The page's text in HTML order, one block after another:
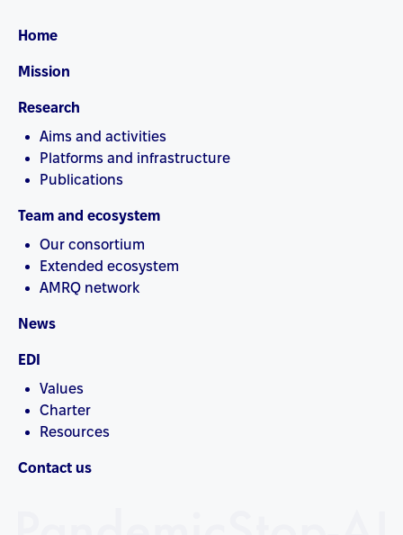
Home
Mission
Research
Aims and activities
Platforms and infrastructure
Publications
Team and ecosystem
Our consortium
Extended ecosystem
AMRQ network
News
EDI
Values
Charter
Resources
Contact us